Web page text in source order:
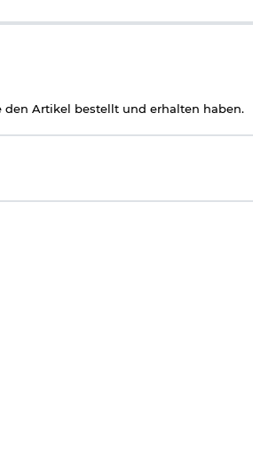
Artikel bestellt und erhalten haben.